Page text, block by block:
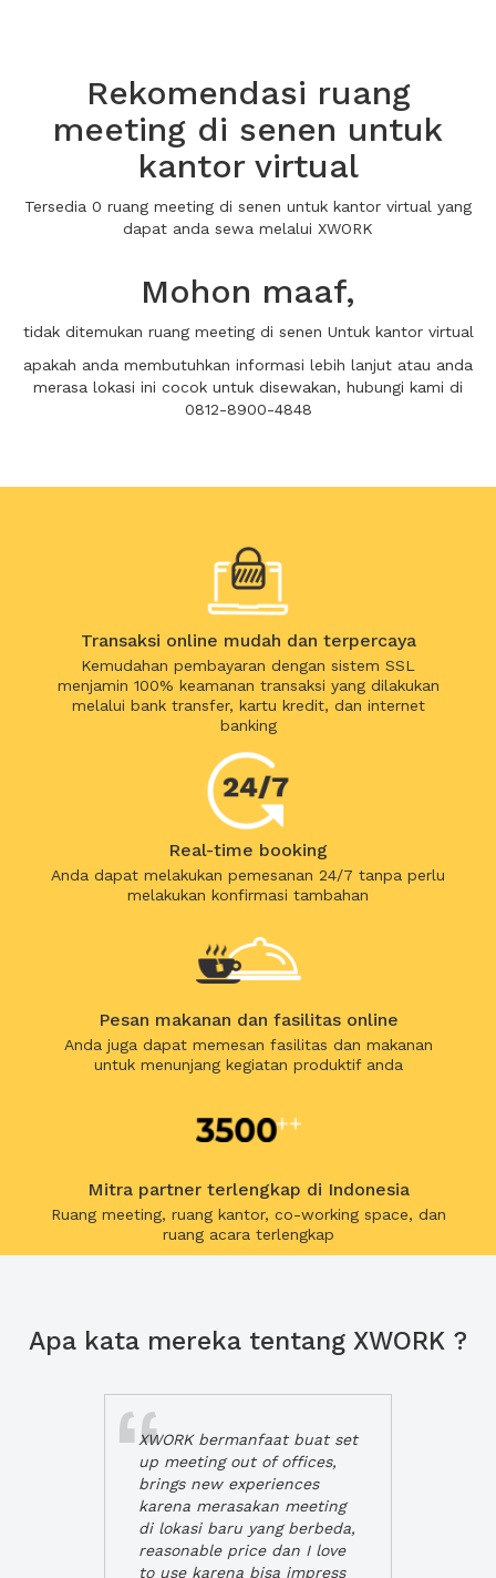
Rekomendasi ruang
meeting di senen untuk
kantor virtual
Tersedia 0 ruang meeting di senen untuk kantor virtual yang
dapat anda sewa melalui XWORK
Mohon maaf,
tidak ditemukan ruang meeting di senen Untuk kantor virtual
apakah anda membutuhkan informasi lebih lanjut atau anda
merasa lokasi ini cocok untuk disewakan, hubungi kami di
0812-8900-4848
Transaksi online mudah dan terpercaya
Kemudahan pembayaran dengan sistem SSL
menjamin 100% keamanan transaksi yang dilakukan
melalui bank transfer, kartu kredit, dan internet
banking
Real-time booking
Anda dapat melakukan pemesanan 24/7 tanpa perlu
melakukan konfirmasi tambahan
Pesan makanan dan fasilitas online
Anda juga dapat memesan fasilitas dan makanan
untuk menunjang kegiatan produktif anda
Mitra partner terlengkap di Indonesia
Ruang meeting, ruang kantor, co-working space, dan
ruang acara terlengkap
Apa kata mereka tentang XWORK ?
XWORK bermanfaat buat set
up meeting out of offices,
brings new experiences
karena merasakan meeting
di lokasi baru yang berbeda,
reasonable price dan I love
to use karena bisa impress